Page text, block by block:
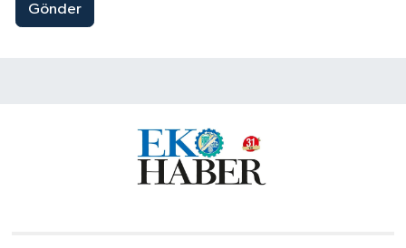
Gönder